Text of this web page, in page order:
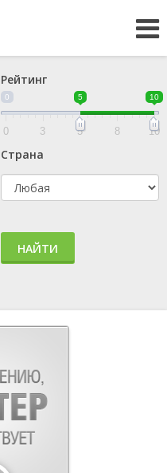
Рейтинг
0 5 10
0 3 5 8 10
Страна
НАЙТИ